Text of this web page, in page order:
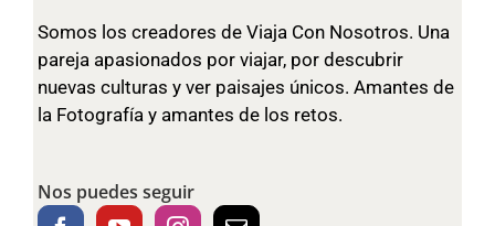
Somos los creadores de Viaja Con Nosotros. Una
pareja apasionados por viajar, por descubrir
nuevas culturas y ver paisajes únicos. Amantes de
la Fotografía y amantes de los retos.
Nos puedes seguir